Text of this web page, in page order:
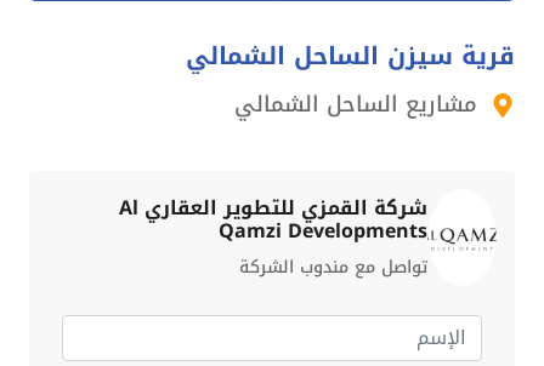
قرية سيزن الساحل الشمالي
مشاريع الساحل الشمالي
شركة القمزي للتطوير العقاري Al
Qamzi Developments
تواصل مع مندوب الشركة